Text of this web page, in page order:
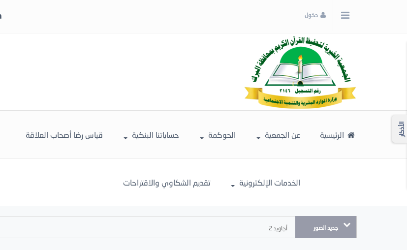
دخول
الرئيسية عن الجمعية الحوكمة حساباتنا البنكية قياس رضا أصحاب العلاقة
الخدمات الإلكترونية تقديم الشكاوي والاقتراحات
جديد الصور أجاويد 2
الأذكار